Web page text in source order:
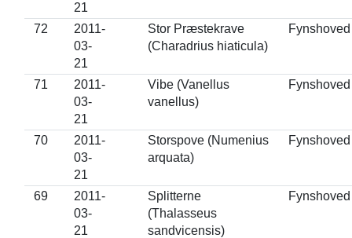
21
72
2011-
03-
21
Stor Præstekrave
(Charadrius hiaticula)
Fynshoved
71
2011-
03-
21
Vibe (Vanellus
vanellus)
Fynshoved
70
2011-
03-
21
Storspove (Numenius
arquata)
Fynshoved
69
2011-
03-
21
Splitterne
(Thalasseus
sandvicensis)
Fynshoved